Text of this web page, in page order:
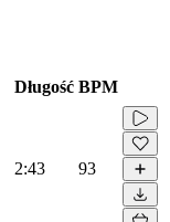
Długość BPM
2:43 93